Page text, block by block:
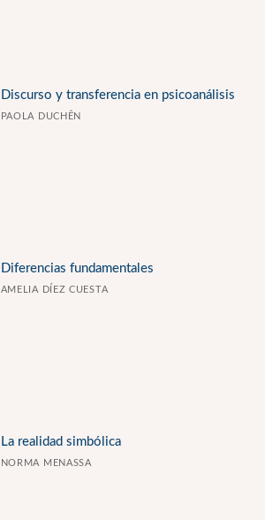
Discurso y transferencia en psicoanálisis
PAOLA DUCHÊN
Diferencias fundamentales
AMELIA DÍEZ CUESTA
La realidad simbólica
NORMA MENASSA